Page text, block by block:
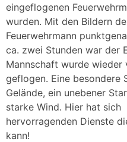
eingeflogenen
wurden. Mit den Bildern
Feuerwehrmann
ca. zwei Stunden war der
Mannschaft wurde wieder
geflogen. Eine besondere
Gelände, ein unebener
starke Wind. Hier hat
hervorragenden Dienste
kann!